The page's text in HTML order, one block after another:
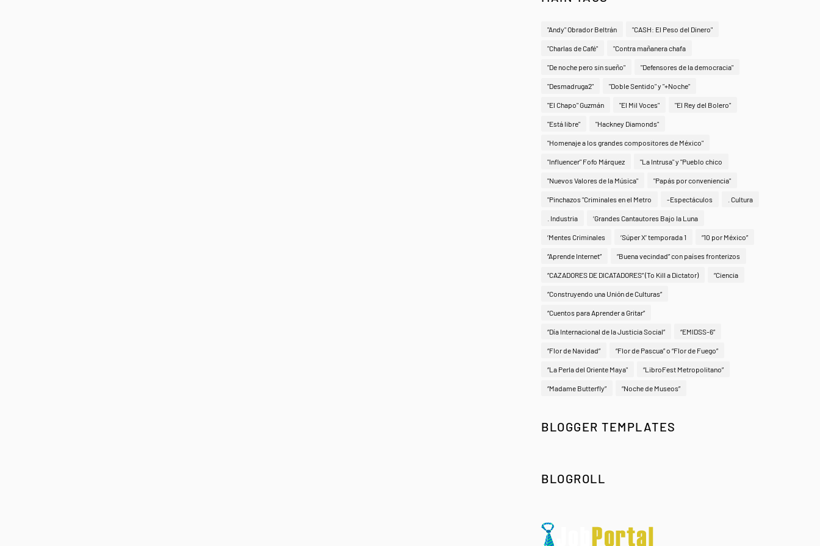
"Andy" Obrador Beltrán "CASH: El Peso del Dinero"
"Charlas de Café" "Contra mañanera chafa
"De noche pero sin sueño" "Defensores de la democracia"
"Desmadruga2" "Doble Sentido" y "+Noche"
"El Chapo" Guzmán "El Mil Voces" "El Rey del Bolero"
"Está libre" "Hackney Diamonds"
"Homenaje a los grandes compositores de México"
"Influencer" Fofo Márquez "La Intrusa" y "Pueblo chico
"Nuevos Valores de la Música" "Papás por conveniencia"
"Pinchazos "Criminales en el Metro -Espectáculos . Cultura
. Industria ‘Grandes Cantautores Bajo la Luna
‘Mentes Criminales ‘Súper X’ temporada 1 “10 por México”
“Aprende Internet” “Buena vecindad” con países fronterizos
“CAZADORES DE DICATADORES” (To Kill a Dictator) “Ciencia
“Construyendo una Unión de Culturas”
“Cuentos para Aprender a Gritar”
“Día Internacional de la Justicia Social” “EMIDSS-6”
“Flor de Navidad” “Flor de Pascua” o “Flor de Fuego”
“La Perla del Oriente Maya" “LibroFest Metropolitano”
“Madame Butterfly” “Noche de Museos”
BLOGGER TEMPLATES
BLOGROLL